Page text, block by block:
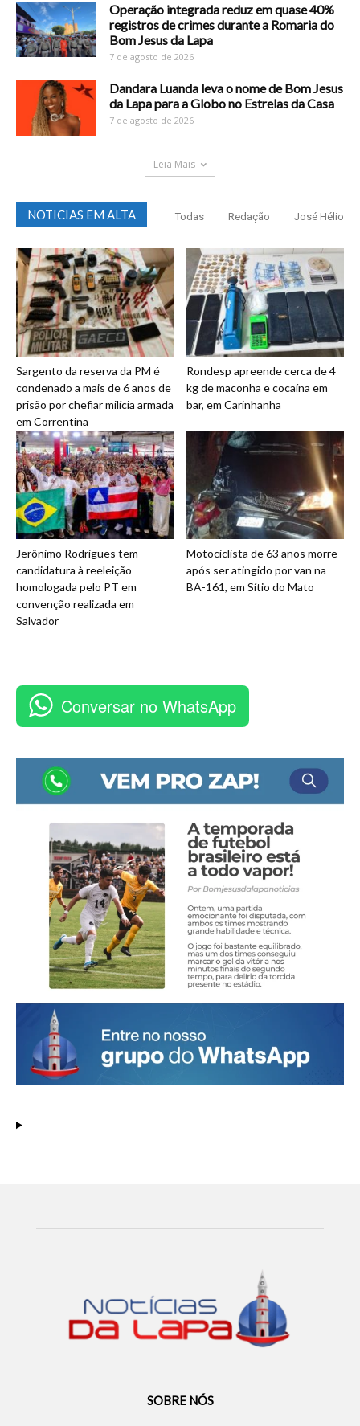
Operação integrada reduz em quase 40%
registros de crimes durante a Romaria do
Bom Jesus da Lapa
7 de agosto de 2026
Dandara Luanda leva o nome de Bom Jesus
da Lapa para a Globo no Estrelas da Casa
7 de agosto de 2026
Leia Mais
NOTICIAS EM ALTA Todas Redação José Hélio
Sargento da reserva da PM é
condenado a mais de 6 anos de
prisão por chefiar milícia armada
em Correntina
Rondesp apreende cerca de 4
kg de maconha e cocaína em
bar, em Carinhanha
Jerônimo Rodrigues tem
candidatura à reeleição
homologada pelo PT em
convenção realizada em
Salvador
Motociclista de 63 anos morre
após ser atingido por van na
BA-161, em Sítio do Mato
Conversar no WhatsApp
SOBRE NÓS